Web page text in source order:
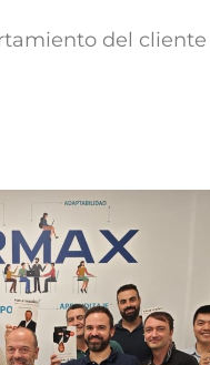
del cliente